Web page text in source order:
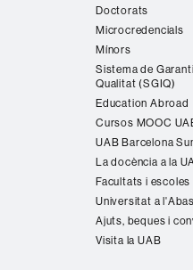
Doctorats
Microcredencials
Mínors
Sistema de
Qualitat (SGIQ)
Education Abroad
Cursos MOOC
UAB Barcelona
La docència a la
Facultats i escoles
Universitat a
Ajuts, beques i
Visita la UAB